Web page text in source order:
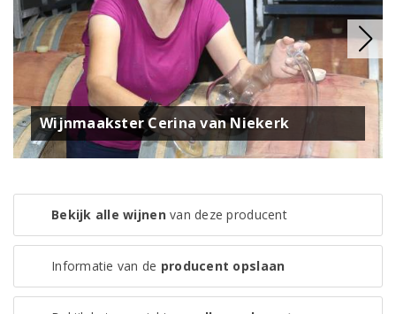
Wijnmaakster Cerina van Niekerk
Bekijk alle wijnenvan deze producent
Informatie van de producent opslaan